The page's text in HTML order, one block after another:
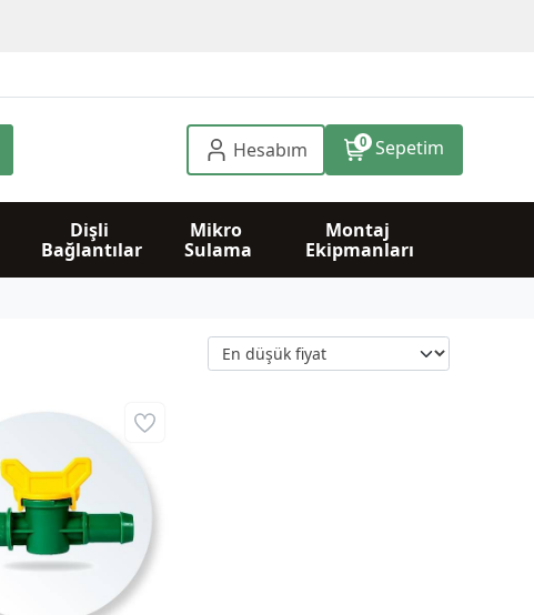
Hesabım 0 Sepetim
Dişli
Bağlantılar
Mikro
Sulama
Montaj
Ekipmanları